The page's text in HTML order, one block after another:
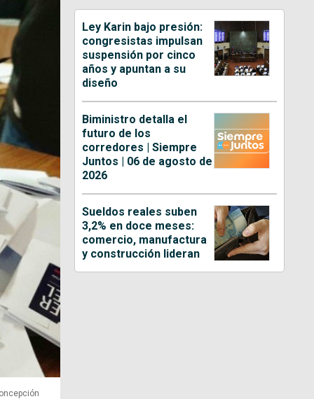
Ley Karin bajo presión:
congresistas impulsan
suspensión por cinco
años y apuntan a su
diseño
Biministro detalla el
futuro de los
corredores | Siempre
Juntos | 06 de agosto de
2026
Sueldos reales suben
3,2% en doce meses:
comercio, manufactura
y construcción lideran